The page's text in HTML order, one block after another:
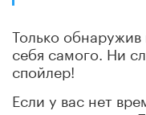
Только обнаружив
себя самого. Ни
спойлер!
Если у вас нет